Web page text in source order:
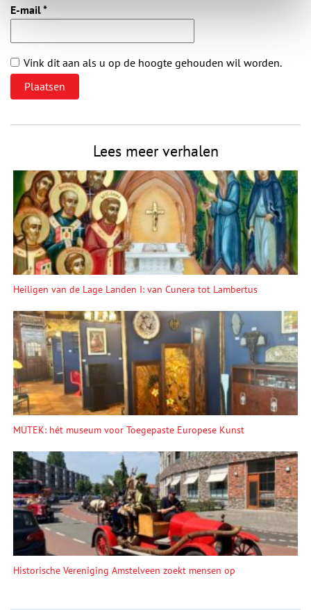
E-mail*
Vink dit aan als u op de hoogte gehouden wil worden.
Lees meer verhalen
Heiligen van de Lage Landen I: van Cunera tot Lambertus
MUTEK: hét museum voor Toegepaste Europese Kunst
Historische Vereniging Amstelveen zoekt mensen op